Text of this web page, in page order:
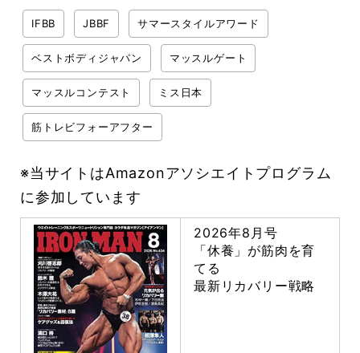
IFBB JBBF サマースタイルアワード
ベストボディジャパン マッスルゲート
マッスルコンテスト ミス日本
筋トレビフォーアフター
※当サイトはAmazonアソシエイトプログラム
に参加しています
2026年8月号
「休養」が筋肉を育
てる
最新リカバリー戦略